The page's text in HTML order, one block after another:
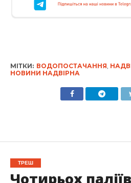
МІТКИ: ВОДОПОСТАЧАННЯ,
НОВИНИ НАДВІРНА
ТРЕШ
Чотирьох